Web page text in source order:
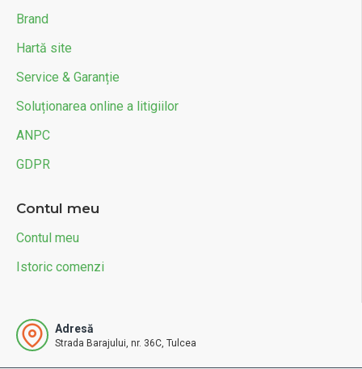
Brand
Hartă site
Service & Garanție
Soluționarea online a litigiilor
ANPC
GDPR
Contul meu
Contul meu
Istoric comenzi
Adresă
Strada Barajului, nr. 36C, Tulcea